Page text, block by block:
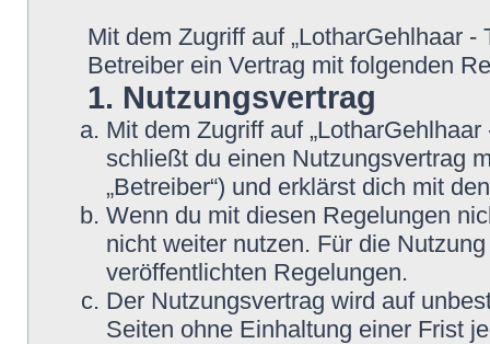
Mit dem Zugriff auf „LotharGehlhaar
Betreiber ein Vertrag mit folgenden
1. Nutzungsvertrag
Mit dem Zugriff auf
schließt du einen Nutzungsvertrag
„Betreiber“) und erklärst dich mit
Wenn du mit diesen Regelungen
nicht weiter nutzen. Für die
veröffentlichten Regelungen.
Der Nutzungsvertrag wird auf
Seiten ohne Einhaltung einer Frist